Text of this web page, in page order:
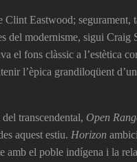
Eastwood; segurament,
del modernisme, sigui Craig
el fons clàssic a l’estètica
l’èpica grandiloqüent
transcendental, Open
aquest estiu. Horizon
el poble indígena i la